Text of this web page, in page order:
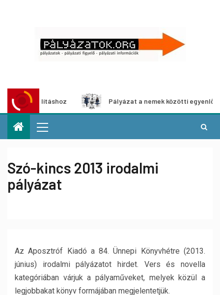
Pályázat a nemek közötti egyenlőség
Szó-kincs 2013 irodalmi
pályázat
Az Aposztróf Kiadó a 84. Ünnepi Könyvhétre (2013.
június) irodalmi pályázatot hirdet. Vers és novella
kategóriában várjuk a pályaműveket, melyek közül a
legjobbakat könyv formájában megjelentetjük.